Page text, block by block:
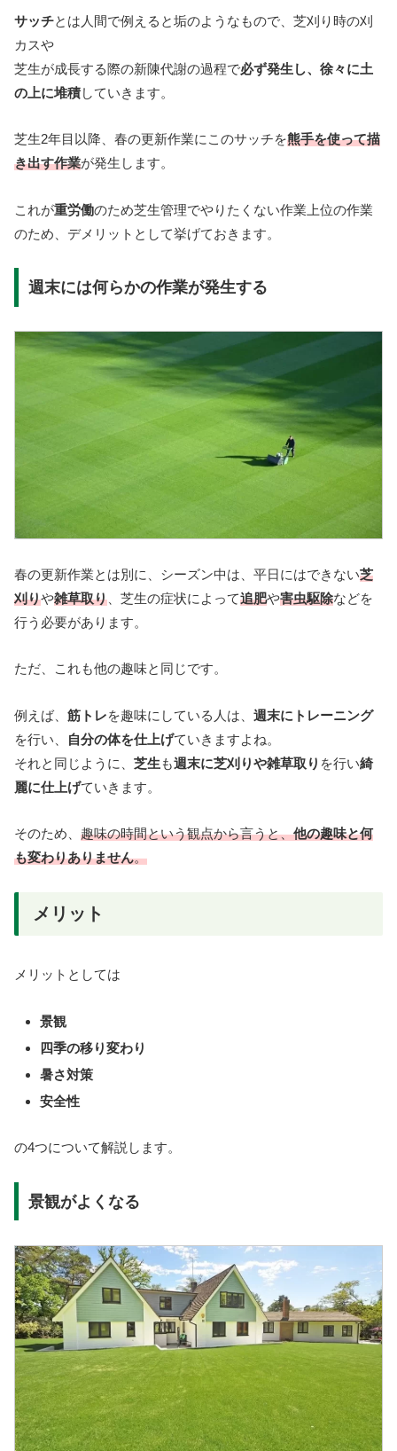
サッチとは人間で例えると垢のようなもので、芝刈り時の刈
カスや
芝生が成長する際の新陳代謝の過程で必ず発生し、徐々に土
の上に堆積していきます。
芝生2年目以降、春の更新作業にこのサッチを熊手を使って描
き出す作業が発生します。
これが重労働のため芝生管理でやりたくない作業上位の作業
のため、デメリットとして挙げておきます。
週末には何らかの作業が発生する
春の更新作業とは別に、シーズン中は、平日にはできない芝
刈りや雑草取り 、芝生の症状によって追肥や害虫駆除などを
行う必要があります。
ただ、これも他の趣味と同じです。
例えば、 筋トレを趣味にしている人は、 週末にトレーニング
を行い、
自分の体を仕上げていきますよね。
それと同じように、 芝生 も週末に芝刈りや雑草取り を行い綺
麗に仕上げていきます。
そのため、 趣味の時間という観点から言うと、他の趣味と何
も変わりありません。
メリット
メリットとしては
景観
四季の移り変わり
暑さ対策
安全性
の4つについて解説します。
景観がよくなる